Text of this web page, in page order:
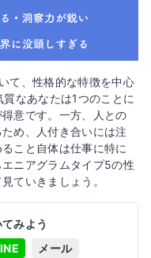
て、性格的な特徴を中心
なあなたは1つのことに
意です。一方、人との
め、人付き合いには注
こと自体は仕事に特に
ニアグラムタイプ5の性
ていきましょう。
みよう
メール